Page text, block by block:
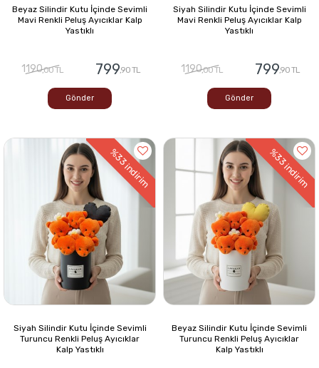
Beyaz Silindir Kutu İçinde Sevimli
Mavi Renkli Peluş Ayıcıklar Kalp
Yastıklı
1190,00 TL 799,90 TL
Gönder
Siyah Silindir Kutu İçinde Sevimli
Mavi Renkli Peluş Ayıcıklar Kalp
Yastıklı
1190,00 TL 799,90 TL
Gönder
%33
indirim
Siyah Silindir Kutu İçinde Sevimli
Turuncu Renkli Peluş Ayıcıklar
Kalp Yastıklı
%33
indirim
Beyaz Silindir Kutu İçinde Sevimli
Turuncu Renkli Peluş Ayıcıklar
Kalp Yastıklı